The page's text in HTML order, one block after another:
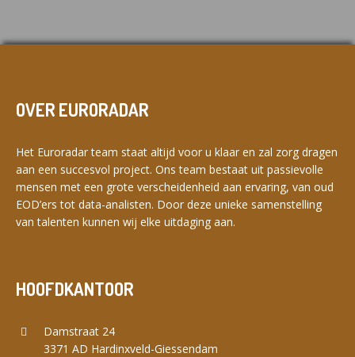
OVER EURORADAR
Het Euroradar team staat altijd voor u klaar en zal zorg dragen
aan een succesvol project. Ons team bestaat uit passievolle
mensen met een grote verscheidenheid aan ervaring, van oud
EOD’ers tot data-analisten. Door deze unieke samenstelling
van talenten kunnen wij elke uitdaging aan.
HOOFDKANTOOR
Damstraat 24
3371 AD Hardinxveld-Giessendam